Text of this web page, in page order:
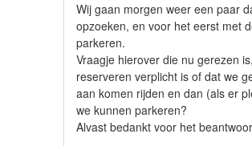
Wij gaan morgen weer een paar
opzoeken, en voor het eerst met
parkeren.
Vraagje hierover die nu gerezen
reserveren verplicht is of dat we
aan komen rijden en dan (als er
we kunnen parkeren?
Alvast bedankt voor het